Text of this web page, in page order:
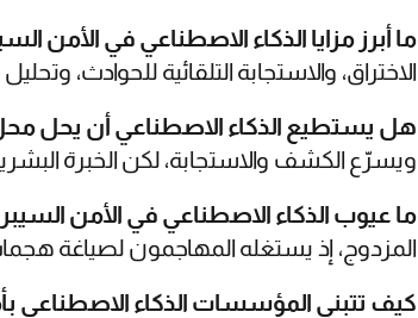
ما أبرز مزايا الذكاء الاصطناعي في الأمن
الاختراق، والاستجابة التلقائية للحوادث،
هل يستطيع الذكاء الاصطناعي أن يحل محل
ويسرّع الكشف والاستجابة، لكن الخبرة
ما عيوب الذكاء الاصطناعي في الأمن
المزدوج، إذ يستغله المهاجمون لصياغة
كيف تتبنى المؤسسات الذكاء الاصطناعي